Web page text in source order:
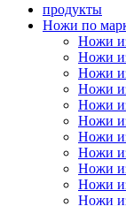
продукты
Ножи по
Ножи
Ножи
Ножи
Ножи
Ножи
Ножи
Ножи
Ножи
Ножи
Ножи
Ножи